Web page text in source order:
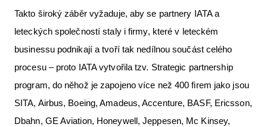
Takto široký záběr vyžaduje, aby se partnery IATA a
leteckých společností staly i firmy, které v leteckém
businessu podnikají a tvoří tak nedílnou součást celého
procesu – proto IATA vytvořila tzv. Strategic partnership
program, do něhož je zapojeno více než 400 firem jako jsou
SITA, Airbus, Boeing, Amadeus, Accenture, BASF, Ericsson,
Dbahn, GE Aviation, Honeywell, Jeppesen, Mc Kinsey,